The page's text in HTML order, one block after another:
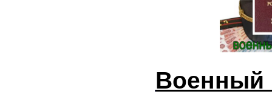
Военный